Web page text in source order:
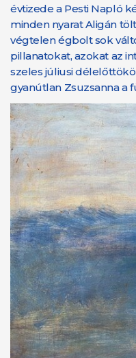
évtizede a Pesti Napló
minden nyarat Aligán
végtelen égbolt sok
pillanatokat, azokat az
szeles júliusi
gyanútlan Zsuzsanna a